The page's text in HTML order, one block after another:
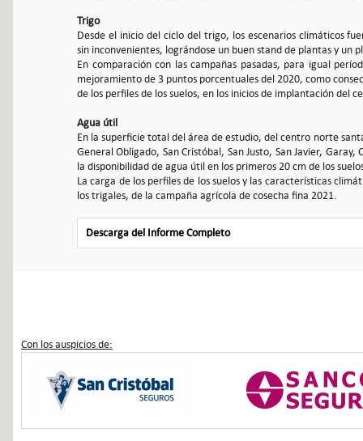
Trigo
Desde el inicio del ciclo del trigo, los escenarios climáticos
sin inconvenientes, lográndose un buen stand de plantas y un
En comparación con las campañas pasadas, para igual
mejoramiento de 3 puntos porcentuales del 2020, como
de los perfiles de los suelos, en los inicios de implantación del
Agua útil
En la superficie total del área de estudio, del centro norte
General Obligado, San Cristóbal, San Justo, San Javier,
la disponibilidad de agua útil en los primeros 20 cm de los
La carga de los perfiles de los suelos y las características
los trigales, de la campaña agrícola de cosecha fina 2021.
Descarga del Informe Completo
Con los auspicios de: